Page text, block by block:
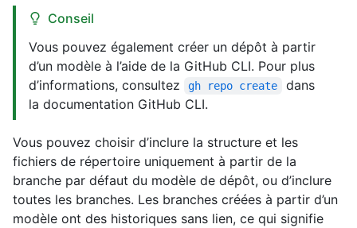
Conseil
Vous pouvez également créer un dépôt à partir
d’un modèle à l’aide de la GitHub CLI. Pour plus
d’informations, consultez
gh repo create
dans
la documentation GitHub CLI.
Vous pouvez choisir d’inclure la structure et les
fichiers de répertoire uniquement à partir de la
branche par défaut du modèle de dépôt, ou d’inclure
toutes les branches. Les branches créées à partir d’un
modèle ont des historiques sans lien, ce qui signifie